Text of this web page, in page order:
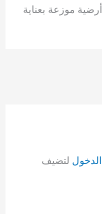
موزعة بعناية
لتضيف